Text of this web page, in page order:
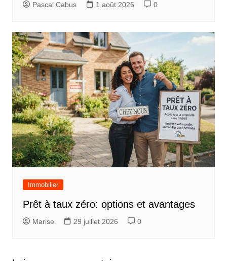
Pascal Cabus 1 août 2026 0
Immobilier
Prêt à taux zéro: options et avantages
Marise 29 juillet 2026 0